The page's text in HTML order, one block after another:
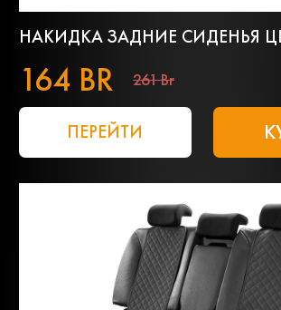
НАКИДКА ЗАДНИЕ СИДЕНЬЯ
164 BR 261 Br
ПЕРЕЙТИ